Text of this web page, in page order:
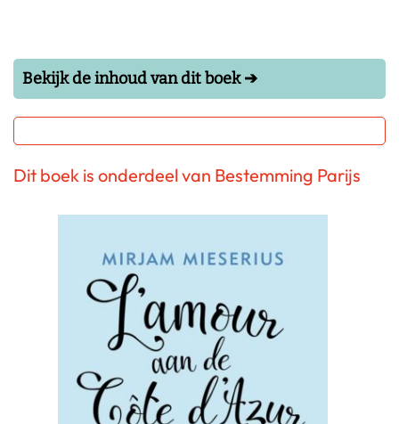
Bekijk de inhoud van dit boek ➔
Dit boek is onderdeel van Bestemming Parijs